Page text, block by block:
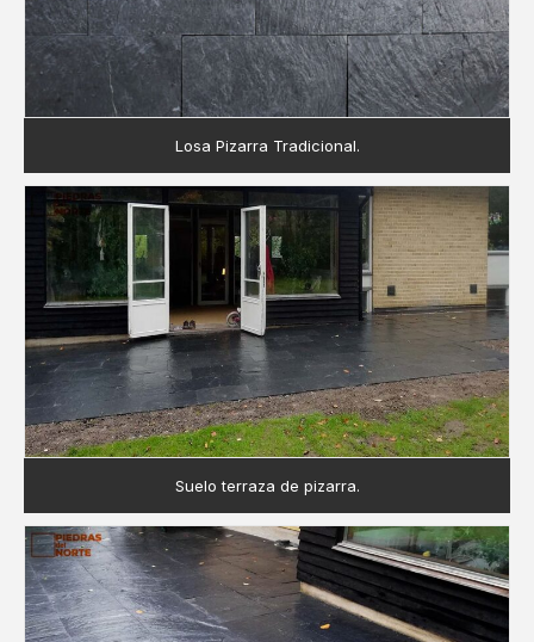
Losa Pizarra Tradicional.
Suelo terraza de pizarra.